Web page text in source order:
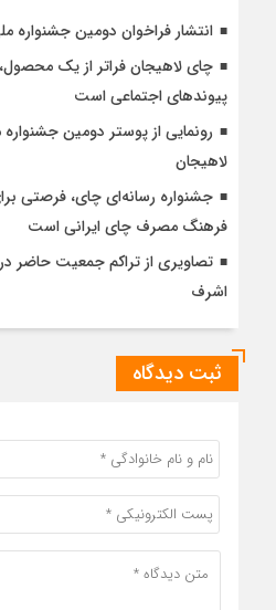
انتشار فراخوان دومین جشنواره
چای لاهیجان فراتر از یک
پیوندهای اجتماعی است
رونمایی از پوستر دومین
لاهیجان
جشنواره رسانه‌ای چای، فرصتی
فرهنگ مصرف چای ایرانی است
تصاویری از تراکم جمعیت حاضر
اشرف
ثبت دیدگاه